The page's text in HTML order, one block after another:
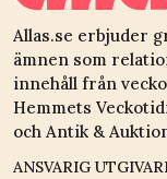
Allas.se erbjuder
ämnen som
innehåll från
Hemmets
och Antik &
ANSVARIG